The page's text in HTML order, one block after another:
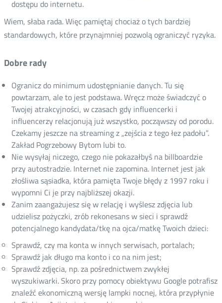
dostępu do internetu.
Wiem, słaba rada. Więc pamiętaj chociaż o tych bardziej
standardowych, które przynajmniej pozwolą ograniczyć ryzyka.
Dobre rady
Ogranicz do minimum udostępnianie danych. Tu się
powtarzam, ale to jest podstawa. Wręcz może świadczyć o
Twojej atrakcyjności, w czasach gdy influencerki i
influencerzy relacjonują już wszystko, począwszy od porodu.
Czekamy jeszcze na streaming z „zejścia z tego łez padołu”.
Zakład Pogrzebowy Bytom lubi to.
Nie wysyłaj niczego, czego nie pokazałbyś na billboardzie
przy autostradzie. Internet nie zapomina. Internet jest jak
złośliwa sąsiadka, która pamięta Twoje błędy z 1997 roku i
wypomni Ci je przy najbliższej okazji.
Zanim zaangażujesz się w relację i wyślesz zdjęcia lub
udzielisz pożyczki, zrób rekonesans w sieci i sprawdź
potencjalnego kandydata/tkę na ojca/matkę Twoich dzieci:
Sprawdź, czy ma konta w innych serwisach, portalach;
Sprawdź jak długo ma konto i co na nim jest;
Sprawdź zdjęcia, np. za pośrednictwem zwykłej
wyszukiwarki. Skoro przy pomocy obiektywu Google potrafisz
znaleźć ekonomiczną wersję lampki nocnej, która przypłynie